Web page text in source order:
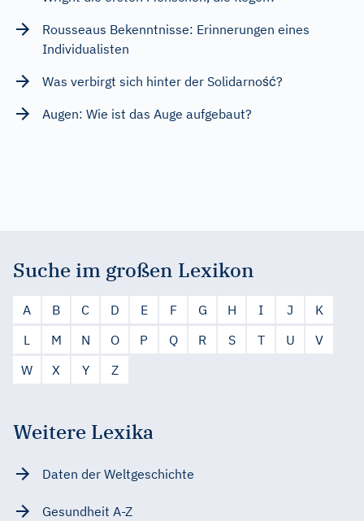
Rousseaus Bekenntnisse: Erinnerungen eines
Individualisten
Was verbirgt sich hinter der Solidarność?
Augen: Wie ist das Auge aufgebaut?
Suche im großen Lexikon
A B C D E F G H I J
K
L
M N O P Q R S T U
V
W
X Y Z
Weitere Lexika
Daten der Weltgeschichte
Gesundheit A-Z